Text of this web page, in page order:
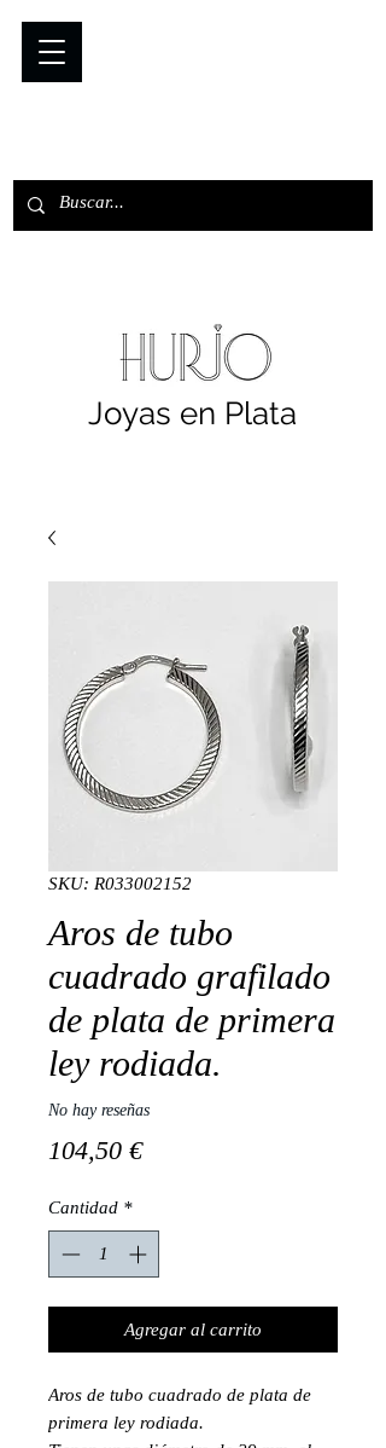
Joyas en Plata
SKU: R033002152
Aros de tubo
cuadrado grafilado
de plata de primera
ley rodiada.
No hay reseñas
104,50 €Precio
Cantidad *
Agregar al carrito
Aros de tubo cuadrado de plata de
primera ley rodiada.